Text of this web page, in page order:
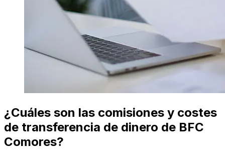
¿Cuáles son las comisiones y costes
de transferencia de dinero de BFC
Comores?